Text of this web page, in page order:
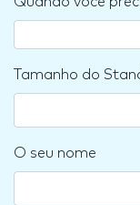
Tamanho do
O seu nome